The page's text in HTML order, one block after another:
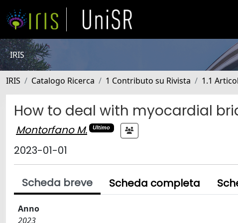
IRIS
IRIS Catalogo Ricerca 1 Contributo su Rivista 1.1
How to deal with myocardial
Montorfano M. Ultimo
2023-01-01
Scheda breve Scheda completa
Anno
2023